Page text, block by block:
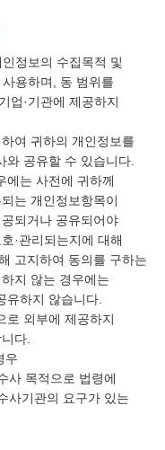
정보의 수집목적 및
용하며, 동 범위를
업·기관에 제공하지
여 귀하의 개인정보를
공유할 수 있습니다.
에는 사전에 귀하께
는 개인정보항목이
되거나 공유되어야
·관리되는지에 대해
고지하여 동의를 구하는
지 않는 경우에는
유하지 않습니다.
로 외부에 제공하지
다.
우
사 목적으로 법령에
사기관의 요구가 있는